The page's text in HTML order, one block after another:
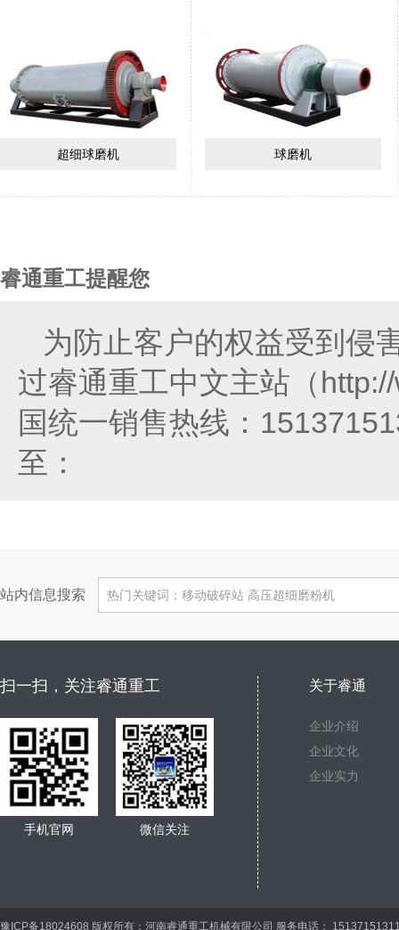
超细球磨机 球磨机
睿通重工提醒您
为防止客户的权益受到侵
过睿通重工中文主站（
国统一销售热线：
至：
站内信息搜索
扫一扫，关注睿通重工
手机官网 微信关注
关于睿通
企业介绍
企业文化
企业实力
豫ICP备18024608 版权所有：河南睿通重工机械有限公司 服务电话：